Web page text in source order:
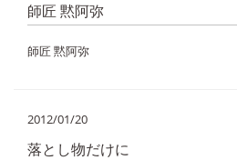
師匠 黙阿弥
師匠 黙阿弥
2012/01/20
落とし物だけに